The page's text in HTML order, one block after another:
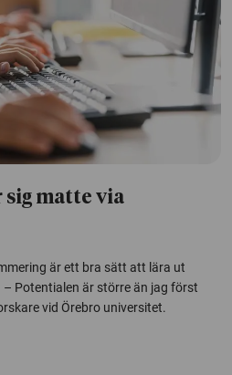
sig matte via
är ett bra sätt att lära ut
Potentialen är större än jag först
vid Örebro universitet.